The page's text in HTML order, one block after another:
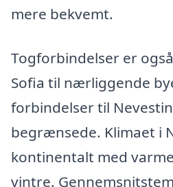
mere bekvemt.
Togforbindelser er
Sofia til nærliggende
forbindelser til
begrænsede. Klimaet i
kontinentalt med
vintre.